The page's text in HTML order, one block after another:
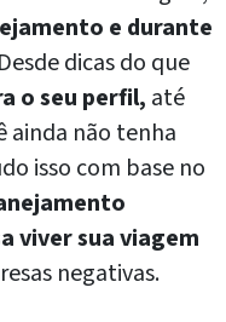
e durante
Desde dicas do que
o seu perfil, até
ainda não tenha
isso com base no
viver sua viagem
negativas.